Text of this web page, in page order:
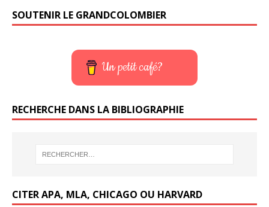
SOUTENIR LE GRANDCOLOMBIER
Un petit café?
RECHERCHE DANS LA BIBLIOGRAPHIE
CITER APA, MLA, CHICAGO OU HARVARD